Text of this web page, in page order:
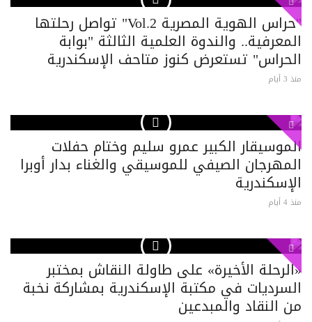
"حراس الهوية المصرية Vol.2" تواصل رحلتها
المعرفية.. والندوة العلمية الثالثة "بوابة
الحراس" تستعرض كنوز متاحف الإسكندرية
منذ 3 أيام
الموسيقار الكبير عمرو سليم وختام حفلات
المهرجان الصيفي للموسيقي والغناء بدار أوبرا
الإسكندرية
منذ 4 أيام
«الرحلة الأخيرة» على طاولة النقاش بمختبر
السرديات في مكتبة الإسكندرية بمشاركة نخبة
من النقاد والمبدعين